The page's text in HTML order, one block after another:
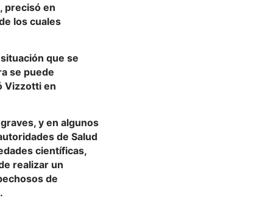
precisó en
los cuales
que se
se puede
Vizzotti en
y en algunos
de Salud
científicas,
realizar un
de